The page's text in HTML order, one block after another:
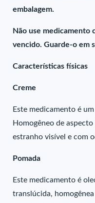
embalagem.
Não use medicamento
vencido. Guarde-o em
Características físicas
Creme
Este medicamento é
Homogêneo de
estranho visível e com
Pomada
Este medicamento é
translúcida,